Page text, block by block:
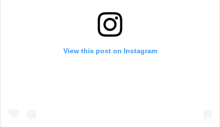
View this post on Instagram